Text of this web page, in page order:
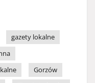
gazety lokalne
Gorzów